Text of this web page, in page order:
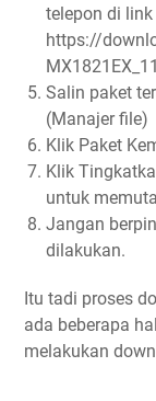
telepon di
https://
Salin paket
(Manajer file)
Klik Paket
Klik
untuk
Jangan
dilakukan.
Itu tadi proses
ada beberapa
melakukan